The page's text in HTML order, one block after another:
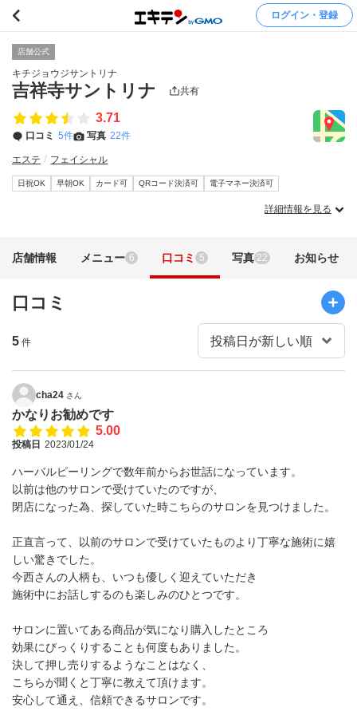
ログイン・登録
店舗公式
キチジョウジサントリナ
吉祥寺サントリナ 共有
3.71
口コミ 5件 写真 22件
エステ フェイシャル
日祝OK 早朝OK カード可 QRコード決済可 電子マネー決済可
詳細情報を見る
店舗情報 メニュー 6 口コミ 5 写真 22 お知らせ
口コミ
5 件
cha24 さん
かなりお勧めです
5.00
投稿日 2023/01/24
ハーバルピーリングで数年前からお世話になっています。
以前は他のサロンで受けていたのですが、
閉店になった為、探していた時こちらのサロンを見つけました。
正直言って、以前のサロンで受けていたものより丁寧な施術に嬉
しい驚きでした。
今西さんの人柄も、いつも優しく迎えていただき
施術中にお話しするのも楽しみのひとつです。
サロンに置いてある商品が気になり購入したところ
効果にびっくりすることも何度もありました。
決して押し売りするようなことはなく、
こちらが聞くと丁寧に教えて頂けます。
安心して通え、信頼できるサロンです。